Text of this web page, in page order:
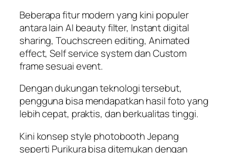
Beberapa fitur modern yang kini populer
antara lain AI beauty filter, Instant digital
sharing, Touchscreen editing, Animated
effect, Self service system dan Custom
frame sesuai event.
Dengan dukungan teknologi tersebut,
pengguna bisa mendapatkan hasil foto yang
lebih cepat, praktis, dan berkualitas tinggi.
Kini konsep style photobooth Jepang
seperti Purikura bisa ditemukan dengan